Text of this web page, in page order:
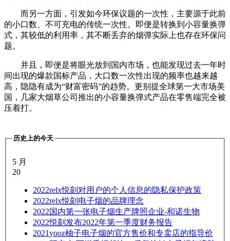
而另一方面，引发如今环保议题的一次性，主要源于此前
的小口数、不可充电的传统一次性。即便是转换到小容量换弹
式，其较低的利用率，其不断丢弃的烟弹实际上也存在环保问
题。
并且，即便是将眼光放到国内市场，也能发现过去一年时
间出现的爆款国标产品，大口数一次性出现的频率也越来越
高，隐隐有成为“财富密码”的趋势。更别提全球第一大市场美
国，几家大烟草公司推出的小容量换弹式产品在零售端完全被
压着打。
历史上的今天
5 月
20
2022relx悦刻对用户的个人信息的隐私保护政策
2022relx悦刻电子烟的品牌理念
2022国内第一张电子烟生产牌照企业-和诺生物
2022悦刻发布2022年第一季度财务报告
2021yooz柚子电子烟的官方售价和专卖店的指导价